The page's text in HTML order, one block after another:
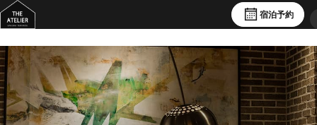
宿泊予約